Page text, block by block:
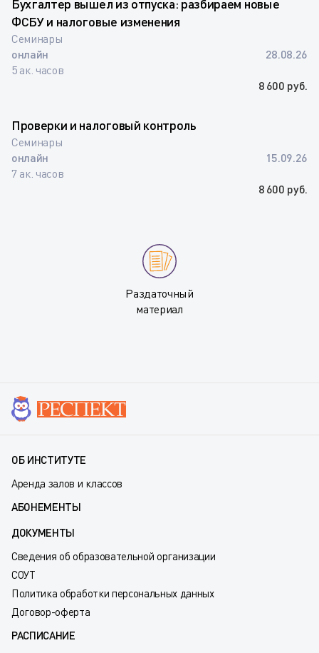
Бухгалтер вышел из отпуска: разбираем новые
ФСБУ и налоговые изменения
Семинары
онлайн
5 ак. часов
28.08.26
8 600 руб.
Проверки и налоговый контроль
Семинары
онлайн
7 ак. часов
15.09.26
8 600 руб.
Раздаточный
материал
ОБ ИНСТИТУТЕ
Аренда залов и классов
АБОНЕМЕНТЫ
ДОКУМЕНТЫ
Сведения об образовательной организации
СОУТ
Политика обработки персональных данных
Договор-оферта
РАСПИСАНИЕ